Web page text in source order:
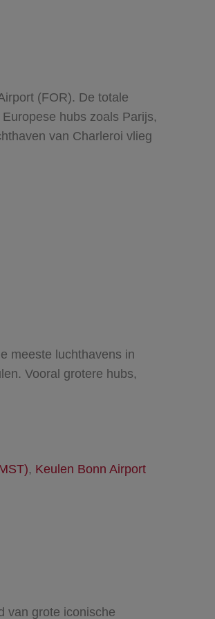
(FOR). De totale
hubs zoals Parijs,
van Charleroi vlieg
meeste luchthavens in
Vooral grotere hubs,
, Keulen Bonn Airport
van grote iconische